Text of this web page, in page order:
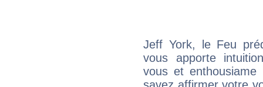
Jeff York, le Feu
vous apporte
vous et